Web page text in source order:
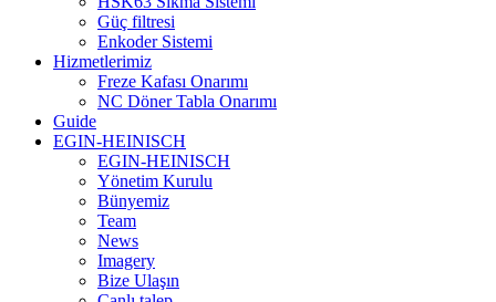
Güç filtresi
Enkoder Sistemi
Hizmetlerimiz
Freze Kafası Onarımı
NC Döner Tabla Onarımı
Guide
EGIN-HEINISCH
EGIN-HEINISCH
Yönetim Kurulu
Bünyemiz
Team
News
Imagery
Bize Ulaşın